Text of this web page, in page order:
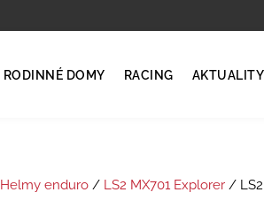
RODINNÉ DOMY RACING AKTUALITY
Helmy enduro/ LS2 MX701 Explorer/ LS2